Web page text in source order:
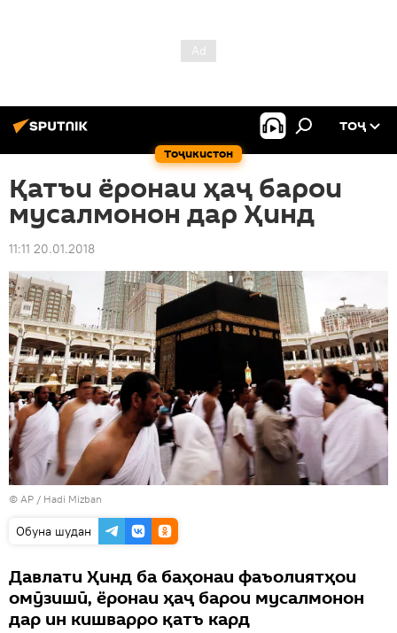
Тоҷикистон
ТОҶ
Қатъи ёронаи ҳаҷ барои
мусалмонон дар Ҳинд
11:11 20.01.2018
© AP / Hadi Mizban
Обуна шудан
Давлати Ҳинд ба баҳонаи фаъолиятҳои
омӯзишӣ, ёронаи ҳаҷ барои мусалмонон
дар ин кишварро қатъ кард